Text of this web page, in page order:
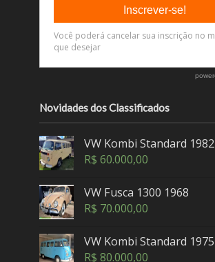
Novidades dos Classificados
VW Kombi Standard 1982
R$ 60.000,00
VW Fusca 1300 1968
R$ 70.000,00
VW Kombi Standard 1975
R$ 80.000,00